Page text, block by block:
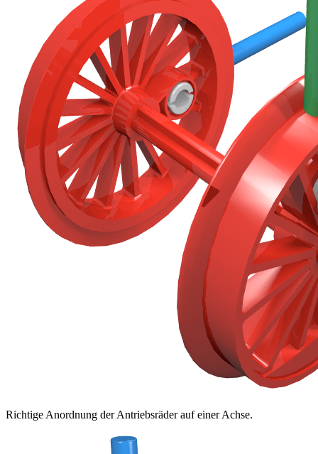
Richtige Anordnung der Antriebsräder auf einer Achse.